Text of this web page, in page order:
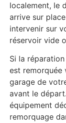
localement, le
arrive sur
intervenir sur
réservoir vide
Si la
est remorquée
garage de
avant le
équipement
remorquage